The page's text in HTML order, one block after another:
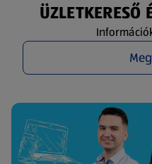
ÜZLETKERESŐ